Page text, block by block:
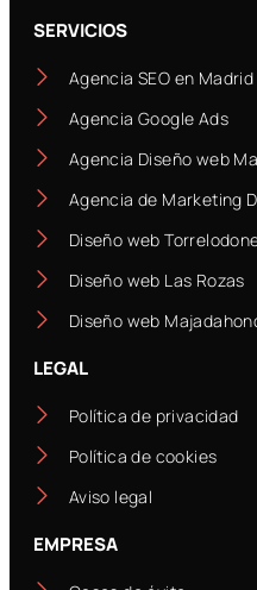
SERVICIOS
Agencia SEO en Madrid
Agencia Google Ads
Agencia Diseño web
Agencia de Marketing
Diseño web
Diseño web Las Rozas
Diseño web
LEGAL
Política de privacidad
Política de cookies
Aviso legal
EMPRESA